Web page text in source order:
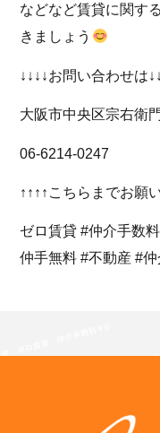
などなど賃貸に関す
きましょう
↓↓↓↓お問い合わせは
大阪市中央区宗右衛
06-6214-0247
↑↑↑↑こちらまでお願
ゼロ賃貸 #仲介手数
仲手無料 #不動産 #